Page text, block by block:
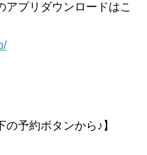
プリダウンロードはこ
の予約ボタンから♪】